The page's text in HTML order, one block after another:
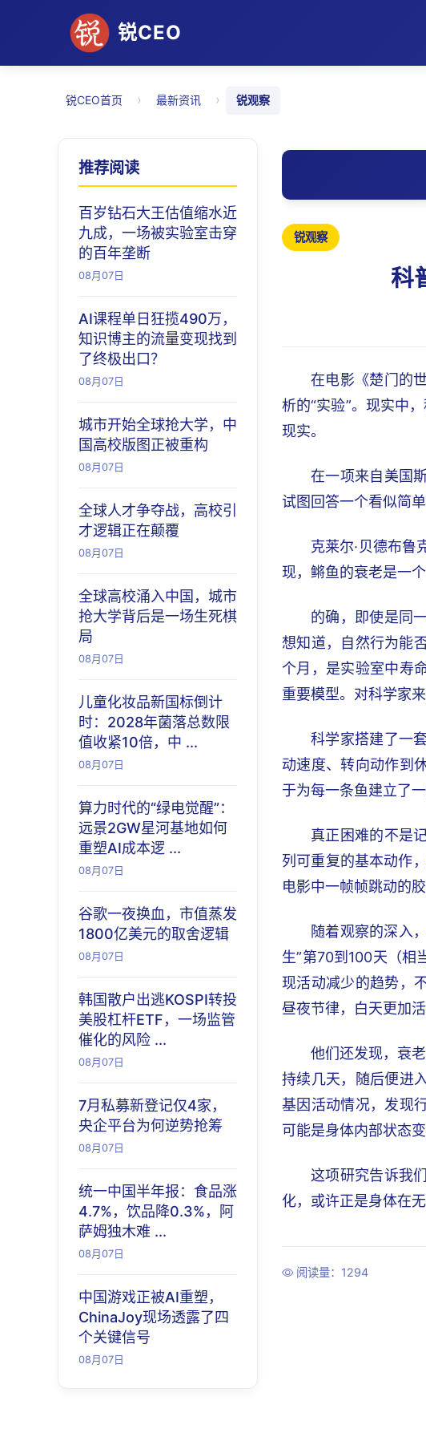
锐CEO
锐CEO首页 › 最新资讯 › 锐观察
推荐阅读
百岁钻石大王估值缩水近
九成，一场被实验室击穿
的百年垄断
08月07日
AI课程单日狂揽490万，
知识博主的流量变现找到
了终极出口？
08月07日
城市开始全球抢大学，中
国高校版图正被重构
08月07日
全球人才争夺战，高校引
才逻辑正在颠覆
08月07日
全球高校涌入中国，城市
抢大学背后是一场生死棋
局
08月07日
儿童化妆品新国标倒计
时：2028年菌落总数限
值收紧10倍，中 ...
08月07日
算力时代的“绿电觉醒”：
远景2GW星河基地如何
重塑AI成本逻 ...
08月07日
谷歌一夜换血，市值蒸发
1800亿美元的取舍逻辑
08月07日
韩国散户出逃KOSPI转投
美股杠杆ETF，一场监管
催化的风险 ...
08月07日
7月私募新登记仅4家，
央企平台为何逆势抢筹
08月07日
统一中国半年报：食品涨
4.7%，饮品降0.3%，阿
萨姆独木难 ...
08月07日
中国游戏正被AI重塑，
ChinaJoy现场透露了四
个关键信号
08月07日
锐观察
科
在电影《楚门的
析的“实验”。现实中
现实。
在一项来自美国
试图回答一个看似简
克莱尔·贝德布鲁
现，鳉鱼的衰老是一
的确，即使是同
想知道，自然行为能
个月，是实验室中寿
重要模型。对科学家
科学家搭建了一
动速度、转向动作到
于为每一条鱼建立了
真正困难的不是
列可重复的基本动作
电影中一帧帧跳动的
随着观察的深入
生”第70到100天（相
现活动减少的趋势，
昼夜节律，白天更加
他们还发现，衰
持续几天，随后便进
基因活动情况，发现
可能是身体内部状态
这项研究告诉我
化，或许正是身体在
阅读量：1294